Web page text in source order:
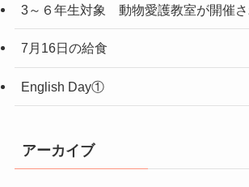
3～６年生対象 動物愛護教室が開催さ
7月16日の給食
English Day①
アーカイブ